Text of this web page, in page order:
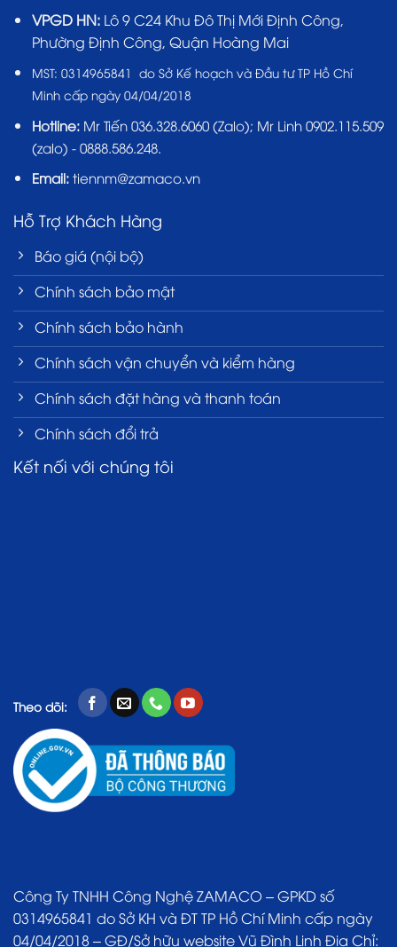
VPGD HN:Lô 9 C24 Khu Đô Thị Mới Định Công,
Phường Định Công, Quận Hoàng Mai
MST: 0314965841 do Sở Kế hoạch và Đầu tư TP Hồ Chí
Minh cấp ngày 04/04/2018
Hotline: Mr Tiến 036.328.6060(Zalo); Mr Linh 0902.115.509
(zalo) - 0888.586.248.
Email:tiennm@zamaco.vn
Hỗ Trợ Khách Hàng
Báo giá (nội bộ)
Chính sách bảo mật
Chính sách bảo hành
Chính sách vận chuyển và kiểm hàng
Chính sách đặt hàng và thanh toán
Chính sách đổi trả
Kết nối với chúng tôi
Theo dõi:
Công Ty TNHH Công Nghệ ZAMACO – GPKD số
0314965841 do Sở KH và ĐT TP Hồ Chí Minh cấp ngày
04/04/2018 – GĐ/Sở hữu website Vũ Đình Linh Địa Chỉ: